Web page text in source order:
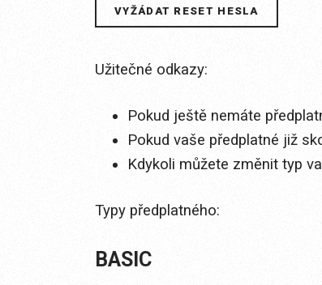
Užitečné odkazy:
Pokud ještě nemáte
Pokud vaše předplatné již
Kdykoli můžete změnit typ
Typy předplatného:
BASIC